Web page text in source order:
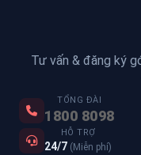
Tư vấn & đăng ký
TỔNG ĐÀI
1800 8098
HỖ TRỢ
24/7 (Miễn phí)